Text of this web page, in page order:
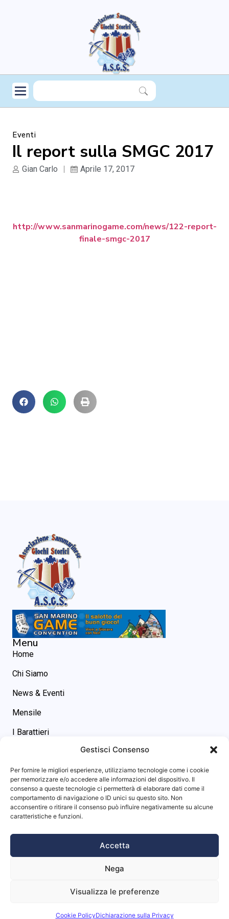
Gestisci Consenso
Per fornire le migliori esperienze, utilizziamo tecnologie come i cookie
per memorizzare e/o accedere alle informazioni del dispositivo. Il
consenso a queste tecnologie ci permetterà di elaborare dati come il
comportamento di navigazione o ID unici su questo sito. Non
acconsentire o ritirare il consenso può influire negativamente su alcune
caratteristiche e funzioni.
Accetta
Nega
Visualizza le preferenze
Cookie PolicyDichiarazione sulla Privacy
Eventi
Il report sulla SMGC 2017
Gian Carlo Aprile 17, 2017
http://www.sanmarinogame.com/news/122-report-
finale-smgc-2017
Menu
Home
Chi Siamo
News & Eventi
Mensile
I Barattieri
asgs@omniway.sm
Piazza M. Tini, 7 - 47891 -
Dogana (RSM)
Info sito
Website powered by